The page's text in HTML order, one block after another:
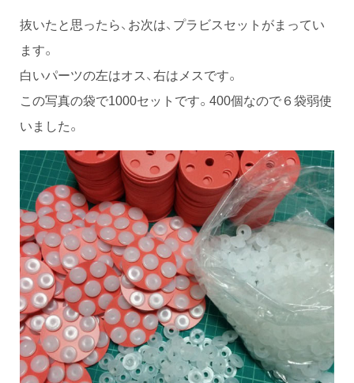
抜いたと思ったら、お次は、プラビスセットがまってい
ます。
白いパーツの左はオス、右はメスです。
この写真の袋で1000セットです。400個なので６袋弱使
いました。